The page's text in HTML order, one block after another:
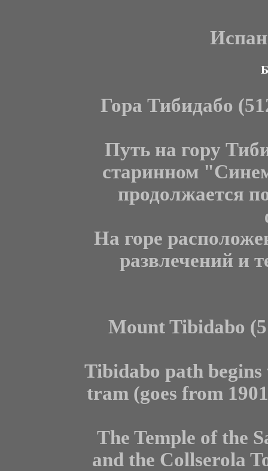
Гора Тибидабо
Путь на гору
старинном
продолжается
На горе
развлечений и
Mount Tibidabo
Tibidabo path
tram (goes from
The Temple of the
and the Collserola